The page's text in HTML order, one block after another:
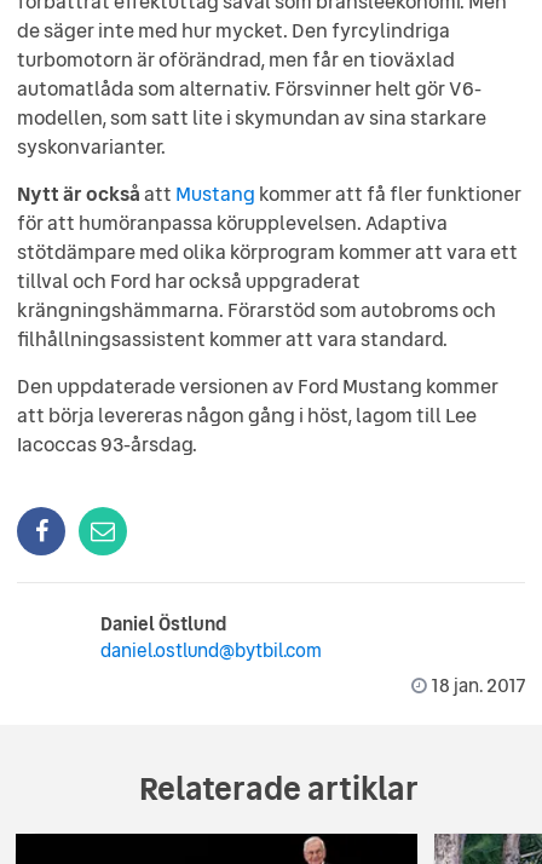
de säger inte med hur mycket. Den fyrcylindriga
turbomotorn är oförändrad, men får en tioväxlad
automatlåda som alternativ. Försvinner helt gör V6-
modellen, som satt lite i skymundan av sina starkare
syskonvarianter.
Nytt är ocksåatt Mustang kommer att få fler funktioner
för att humöranpassa körupplevelsen. Adaptiva
stötdämpare med olika körprogram kommer att vara ett
tillval och Ford har också uppgraderat
krängningshämmarna. Förarstöd som autobroms och
filhållningsassistent kommer att vara standard.
Den uppdaterade versionen av Ford Mustang kommer
att börja levereras någon gång i höst, lagom till Lee
Iacoccas 93-årsdag.
Daniel Östlund
daniel.ostlund@bytbil.com
18 jan. 2017
Relaterade artiklar